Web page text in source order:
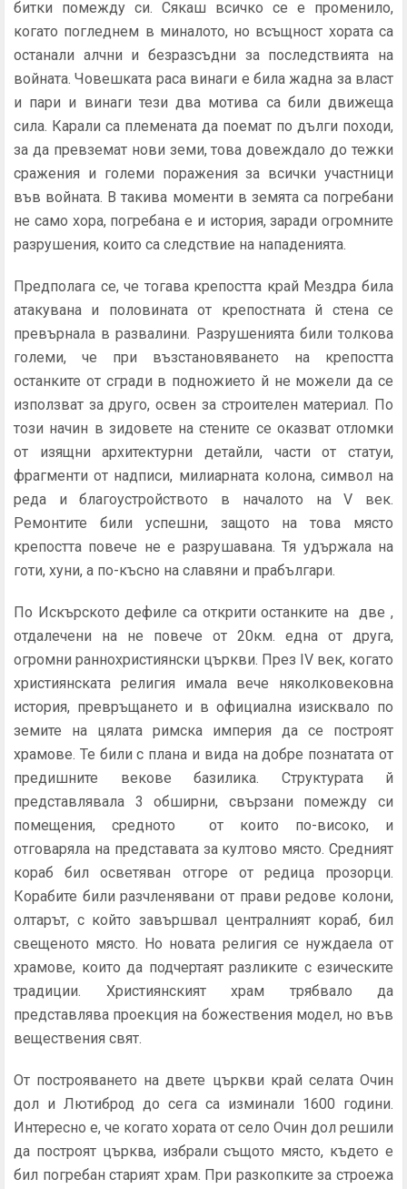
битки помежду си. Сякаш всичко се е променило,
когато погледнем в миналото, но всъщност хората са
останали алчни и безразсъдни за последствията на
войната. Човешката раса винаги е била жадна за власт
и пари и винаги тези два мотива са били движеща
сила. Карали са племената да поемат по дълги походи,
за да превземат нови земи, това довеждало до тежки
сражения и големи поражения за всички участници
във войната. В такива моменти в земята са погребани
не само хора, погребана е и история, заради огромните
разрушения, които са следствие на нападенията.
Предполага се, че тогава крепостта край Мездра била
атакувана и половината от крепостната й стена се
превърнала в развалини. Разрушенията били толкова
големи, че при възстановяването на крепостта
останките от сгради в подножието й не можели да се
използват за друго, освен за строителен материал. По
този начин в зидовете на стените се оказват отломки
от изящни архитектурни детайли, части от статуи,
фрагменти от надписи, милиарната колона, символ на
реда и благоустройството в началото на V век.
Ремонтите били успешни, защото на това място
крепостта повече не е разрушавана. Тя удържала на
готи, хуни, а по-късно на славяни и прабългари.
По Искърското дефиле са открити останките на две ,
отдалечени на не повече от 20км. една от друга,
огромни раннохристиянски църкви. През IV век, когато
християнската религия имала вече няколковековна
история, превръщането и в официална изисквало по
земите на цялата римска империя да се построят
храмове. Те били с плана и вида на добре познатата от
предишните векове базилика. Структурата й
представлявала 3 обширни, свързани помежду си
помещения, средното от които по-високо, и
отговаряла на представата за култово място. Средният
кораб бил осветяван отгоре от редица прозорци.
Корабите били разчленявани от прави редове колони,
олтарът, с който завършвал централният кораб, бил
свещеното място. Но новата религия се нуждаела от
храмове, които да подчертаят разликите с езическите
традиции. Християнският храм трябвало да
представлява проекция на божествения модел, но във
веществения свят.
От построяването на двете църкви край селата Очин
дол и Лютиброд до сега са изминали 1600 години.
Интересно е, че когато хората от село Очин дол решили
да построят църква, избрали същото място, където е
бил погребан старият храм. При разкопките за строежа